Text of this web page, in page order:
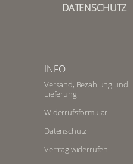
DATENSCHUTZ
INFO
Versand, Bezahlung und
Lieferung
Widerrufsformular
Datenschutz
Vertrag widerrufen